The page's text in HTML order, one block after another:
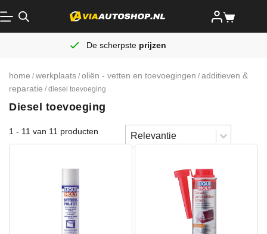
De scherpste prijzen
home / werkplaats / oliën - vetten en toevoegingen / additieven &
reparatie / diesel toevoeging
Diesel toevoeging
1 - 11 van 11 producten Sorteren
Sort content
Sort content